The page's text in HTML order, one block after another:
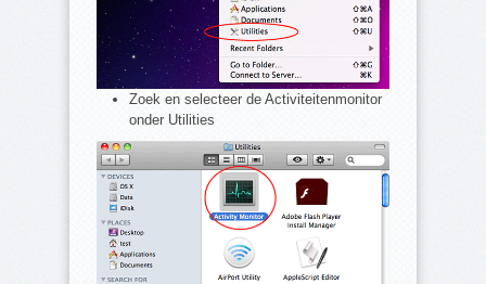
Zoek en selecteer de Activiteitenmonitor
onder Utilities